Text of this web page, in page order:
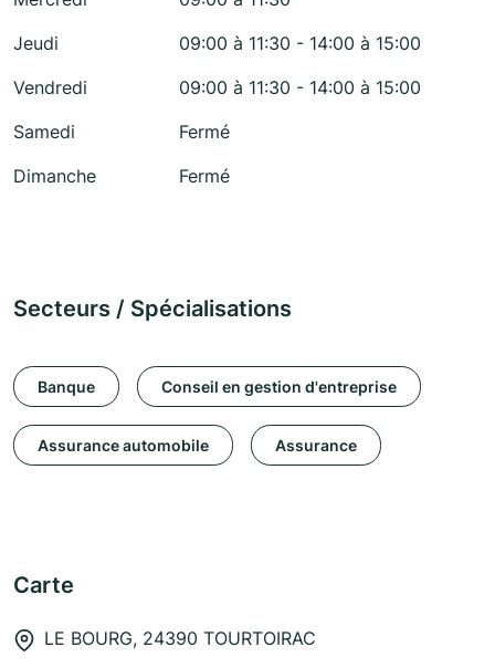
Jeudi
09:00 à 11:30 - 14:00 à 15:00
Vendredi
09:00 à 11:30 - 14:00 à 15:00
Samedi
Fermé
Dimanche
Fermé
Secteurs / Spécialisations
Banque Conseil en gestion d'entreprise
Assurance automobile Assurance
Carte
LE BOURG, 24390 TOURTOIRAC